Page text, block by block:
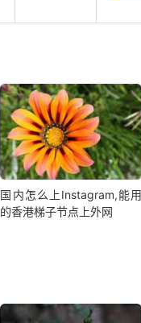
国内怎么上Instagram,能用
的香港梯子节点上外网